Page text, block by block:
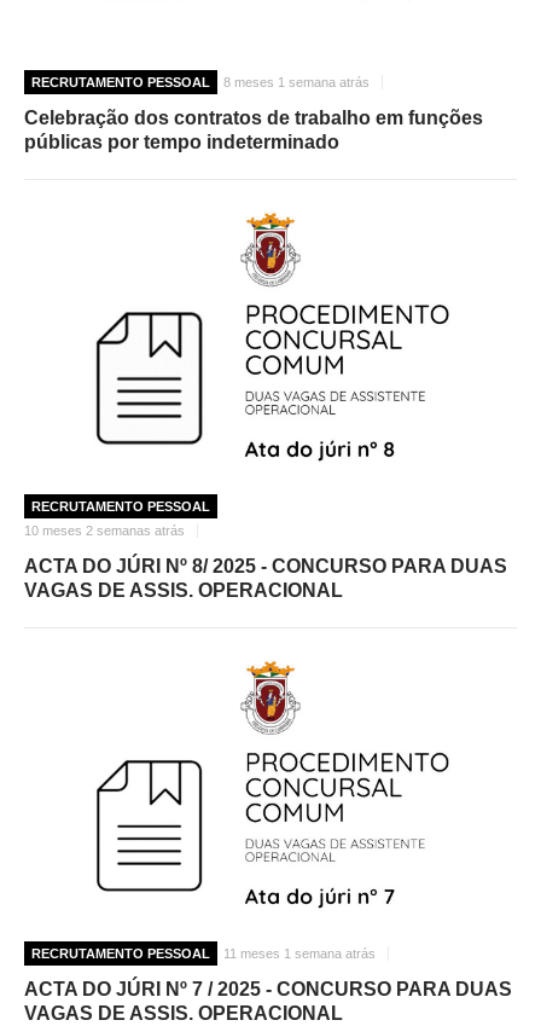
RECRUTAMENTO PESSOAL 8 meses 1 semana atrás
Celebração dos contratos de trabalho em funções
públicas por tempo indeterminado
RECRUTAMENTO PESSOAL
10 meses 2 semanas atrás
ACTA DO JÚRI Nº 8/ 2025 - CONCURSO PARA DUAS
VAGAS DE ASSIS. OPERACIONAL
RECRUTAMENTO PESSOAL 11 meses 1 semana atrás
ACTA DO JÚRI Nº 7 / 2025 - CONCURSO PARA DUAS
VAGAS DE ASSIS. OPERACIONAL